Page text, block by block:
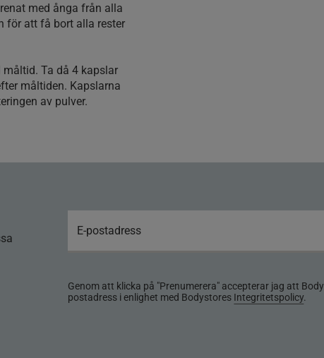
med ånga från alla
för att få bort alla rester
Ta då 4 kapslar
måltiden. Kapslarna
av pulver.
Genom att klicka på "Prenumerera" accepterar jag att
postadress i enlighet med Bodystores Integritetspolicy.